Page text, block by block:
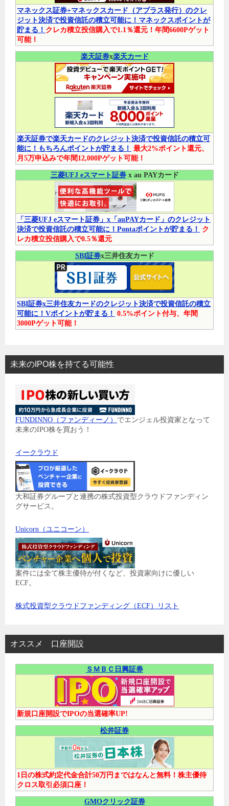
マネックス証券+マネックスカード（アプラス発行）のクレ
ジット決済で投資信託の積立可能に！マネックスポイントが
貯まる！ クレカ積立投信購入で1.1％還元！年間6600Pゲット
可能！
楽天証券x楽天カード
楽天証券で楽天カードのクレジット決済で投資信託の積立可
能に！もちろんポイントが貯まる！ 最大2%ポイント還元、
月5万申込みで年間12,000Pゲット可能！
三菱UFJ eスマート証券x au PAYカード
「三菱UFJ eスマート証券」x「auPAYカード」のクレジット
決済で投資信託の積立可能に！Pontaポイントが貯まる！
ク
レカ積立投信購入で0.5％還元
SBI証券x三井住友カード
SBI証券x三井住友カードのクレジット決済で投資信託の積立
可能に！Vポイントが貯まる！ 0.5%ポイント付与、年間
3000Pゲット可能！
未来のIPO株を持てる可能性
FUNDINNO（ファンディーノ） でエンジェル投資家となって
未来のIPO株を買おう！
イークラウド
大和証券グループと連携の株式投資型クラウドファンディン
グサービス。
Unicorn（ユニコーン）
案件には全て株主優待が付くなど、投資家向けに優しい
ECF。
株式投資型クラウドファンディング（ECF）リスト
オススメ 口座開設
ＳＭＢＣ日興証券
新規口座開設でIPOの当選確率UP!
松井証券
1日の株式約定代金合計50万円まではなんと無料！株主優待
クロス取引必須口座！
GMOクリック証券